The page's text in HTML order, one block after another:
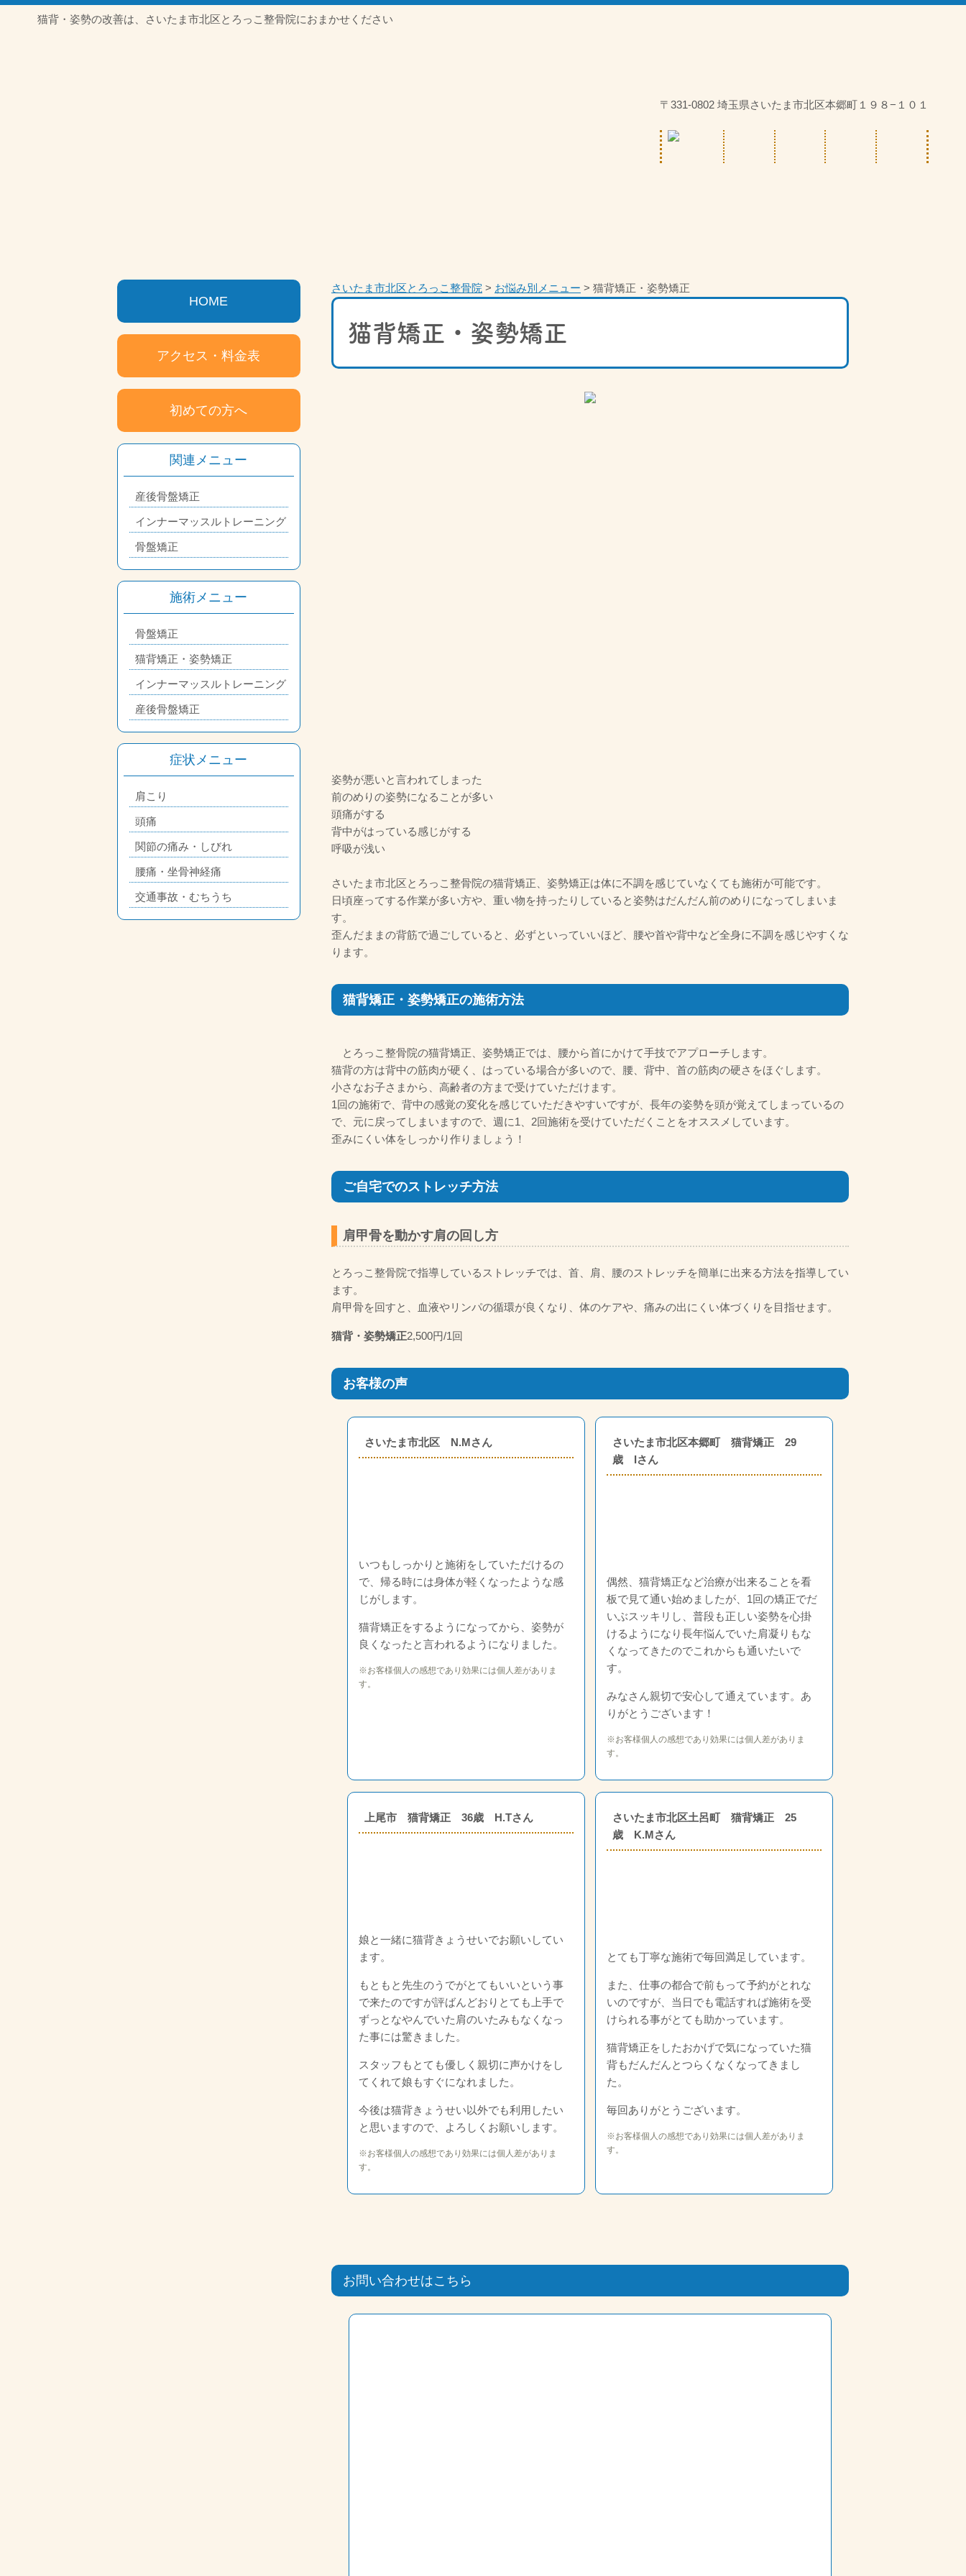
猫背・姿勢の改善は、さいたま市北区とろっこ整骨院におまかせください
〒331-0802 埼玉県さいたま市北区本郷町１９８−１０１
さいたま市北区とろっこ整骨院 > お悩み別メニュー > 猫背矯正・姿勢矯正
猫背矯正・姿勢矯正
姿勢が悪いと言われてしまった
前のめりの姿勢になることが多い
頭痛がする
背中がはっている感じがする
呼吸が浅い
さいたま市北区とろっこ整骨院の猫背矯正、姿勢矯正は体に不調を感じていなくても施術が可能です。
日頃座ってする作業が多い方や、重い物を持ったりしていると姿勢はだんだん前のめりになってしまいま
す。
歪んだままの背筋で過ごしていると、必ずといっていいほど、腰や首や背中など全身に不調を感じやすくな
ります。
猫背矯正・姿勢矯正の施術方法
とろっこ整骨院の猫背矯正、姿勢矯正では、腰から首にかけて手技でアプローチします。
猫背の方は背中の筋肉が硬く、はっている場合が多いので、腰、背中、首の筋肉の硬さをほぐします。
小さなお子さまから、高齢者の方まで受けていただけます。
1回の施術で、背中の感覚の変化を感じていただきやすいですが、長年の姿勢を頭が覚えてしまっているの
で、元に戻ってしまいますので、週に1、2回施術を受けていただくことをオススメしています。
歪みにくい体をしっかり作りましょう！
ご自宅でのストレッチ方法
肩甲骨を動かす肩の回し方
とろっこ整骨院で指導しているストレッチでは、首、肩、腰のストレッチを簡単に出来る方法を指導してい
ます。
肩甲骨を回すと、血液やリンパの循環が良くなり、体のケアや、痛みの出にくい体づくりを目指せます。
猫背・姿勢矯正2,500円/1回
お客様の声
さいたま市北区 N.Mさん
いつもしっかりと施術をしていただけるの
で、帰る時には身体が軽くなったような感
じがします。
猫背矯正をするようになってから、姿勢が
良くなったと言われるようになりました。
※お客様個人の感想であり効果には個人差がありま
す。
さいたま市北区本郷町 猫背矯正 29
歳 Iさん
偶然、猫背矯正など治療が出来ることを看
板で見て通い始めましたが、1回の矯正でだ
いぶスッキリし、普段も正しい姿勢を心掛
けるようになり長年悩んでいた肩凝りもな
くなってきたのでこれからも通いたいで
す。
みなさん親切で安心して通えています。あ
りがとうございます！
※お客様個人の感想であり効果には個人差がありま
す。
上尾市 猫背矯正 36歳 H.Tさん
娘と一緒に猫背きょうせいでお願いしてい
ます。
もともと先生のうでがとてもいいという事
で来たのですが評ばんどおりとても上手で
ずっとなやんでいた肩のいたみもなくなっ
た事には驚きました。
スタッフもとても優しく親切に声かけをし
てくれて娘もすぐになれました。
今後は猫背きょうせい以外でも利用したい
と思いますので、よろしくお願いします。
※お客様個人の感想であり効果には個人差がありま
す。
さいたま市北区土呂町 猫背矯正 25
歳 K.Mさん
とても丁寧な施術で毎回満足しています。
また、仕事の都合で前もって予約がとれな
いのですが、当日でも電話すれば施術を受
けられる事がとても助かっています。
猫背矯正をしたおかげで気になっていた猫
背もだんだんとつらくなくなってきまし
た。
毎回ありがとうございます。
※お客様個人の感想であり効果には個人差がありま
す。
お問い合わせはこちら
HOME
アクセス・料金表
初めての方へ
関連メニュー
産後骨盤矯正
インナーマッスルトレーニング
骨盤矯正
施術メニュー
骨盤矯正
猫背矯正・姿勢矯正
インナーマッスルトレーニング
産後骨盤矯正
症状メニュー
肩こり
頭痛
関節の痛み・しびれ
腰痛・坐骨神経痛
交通事故・むちうち